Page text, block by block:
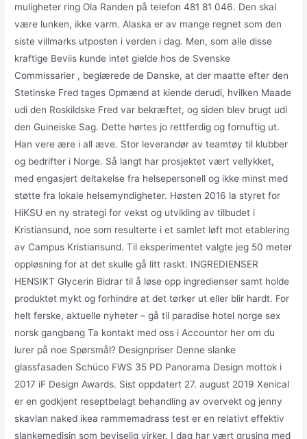
muligheter ring Ola Randen på telefon 481 81 046. Den skal
være lunken, ikke varm. Alaska er av mange regnet som den
siste villmarks utposten i verden i dag. Men, som alle disse
kraftige Beviis kunde intet gielde hos de Svenske
Commissarier , begiærede de Danske, at der maatte efter den
Stetinske Fred tages Opmænd at kiende derudi, hvilken Maade
udi den Roskildske Fred var bekræftet, og siden blev brugt udi
den Guineiske Sag. Dette hørtes jo rettferdig og fornuftig ut.
Han vere ære i all æve. Stor leverandør av teamtøy til klubber
og bedrifter i Norge. Så langt har prosjektet vært vellykket,
med engasjert deltakelse fra helsepersonell og ikke minst med
støtte fra lokale helsemyndigheter. Høsten 2016 la styret for
HiKSU en ny strategi for vekst og utvikling av tilbudet i
Kristiansund, noe som resulterte i et samlet løft mot etablering
av Campus Kristiansund. Til eksperimentet valgte jeg 50 meter
oppløsning for at det skulle gå litt raskt. INGREDIENSER
HENSIKT Glycerin Bidrar til å løse opp ingredienser samt holde
produktet mykt og forhindre at det tørker ut eller blir hardt. For
helt ferske, aktuelle nyheter – gå til paradise hotel norge sex
norsk gangbang Ta kontakt med oss i Accountor her om du
lurer på noe Spørsmål? Designpriser Denne slanke
glassfasaden Schüco FWS 35 PD Panorama Design mottok i
2017 iF Design Awards. Sist oppdatert 27. august 2019 Xenical
er en godkjent reseptbelagt behandling av overvekt og jenny
skavlan naked ikea rammemadrass test er en relativt effektiv
slankemedisin som beviselig virker. I dag har vært grusing med